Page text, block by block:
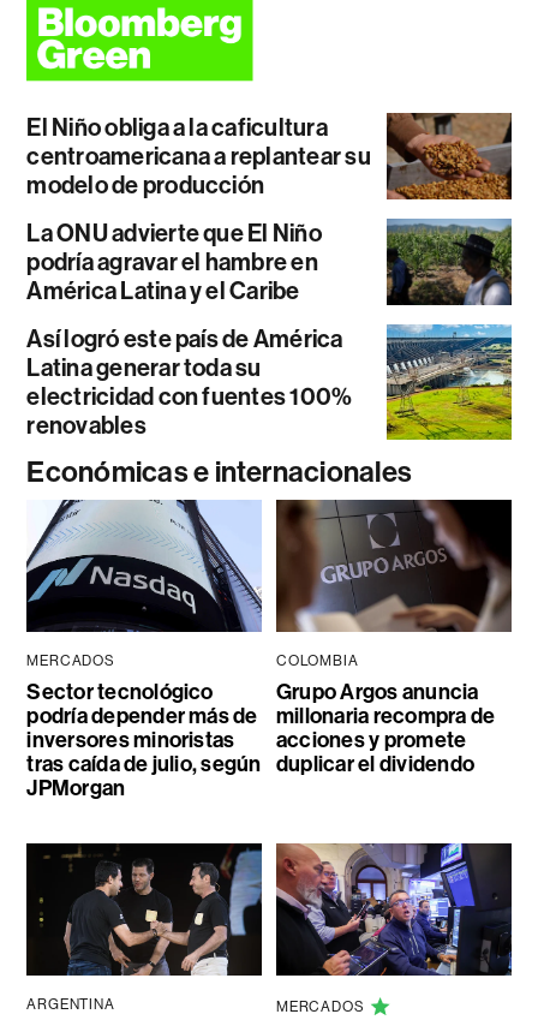
El Niño obliga a la caficultura
centroamericana a replantear su
modelo de producción
La ONU advierte que El Niño
podría agravar el hambre en
América Latina y el Caribe
Así logró este país de América
Latina generar toda su
electricidad con fuentes 100%
renovables
Económicas e internacionales
MERCADOS
Sector tecnológico
podría depender más de
inversores minoristas
tras caída de julio, según
JPMorgan
COLOMBIA
Grupo Argos anuncia
millonaria recompra de
acciones y promete
duplicar el dividendo
ARGENTINA MERCADOS